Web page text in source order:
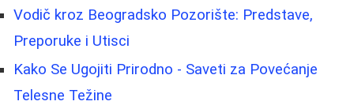
Vodič kroz Beogradsko Pozorište: Predstave,
Preporuke i Utisci
Kako Se Ugojiti Prirodno - Saveti za Povećanje
Telesne Težine